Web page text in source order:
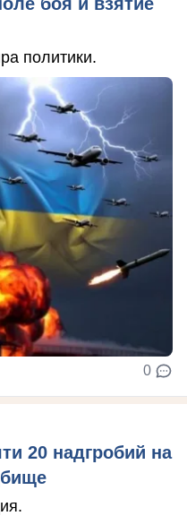
политики.
0
20 надгробий на